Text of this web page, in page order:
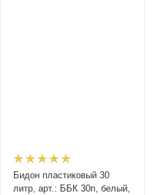
Бидон пластиковый 30
литр, арт.: ББК 30п, белый,